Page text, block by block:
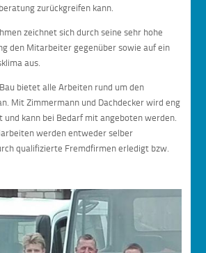
zurückgreifen kann.
zeichnet sich durch seine sehr hohe
den Mitarbeiter gegenüber sowie auf ein
aus.
bietet alle Arbeiten rund um den
Mit Zimmermann und Dachdecker wird eng
kann bei Bedarf mit angeboten werden.
werden entweder selber
qualifizierte Fremdfirmen erledigt bzw.